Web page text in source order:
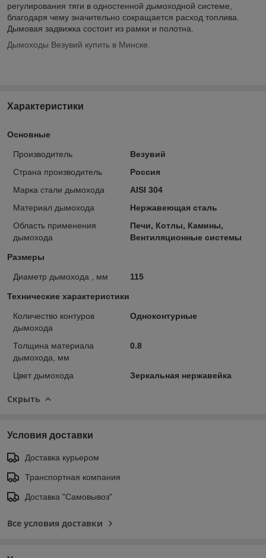
регулирования тяги в одностенной дымоходной системе,
благодаря чему значительно сокращается расход топлива.
Дымовая задвижка состоит из рамки и полотна.
Дымоходы Везувий купить в Минске.
Характеристики
Основные
Производитель
Везувий
Страна производитель
Россия
Марка стали дымохода
AISI 304
Материал дымохода
Нержавеющая сталь
Область применения
дымохода
Печи, Котлы, Камины,
Вентиляционные системы
Размеры
Диаметр дымохода , мм 115
Технические характеристики
Количество контуров
дымохода
Одноконтурные
Толщина материала
дымохода, мм
0.8
Цвет дымохода Зеркальная нержавейка
Скрыть
Условия доставки
Доставка курьером
Транспортная компания
Доставка "Самовывоз"
Все условия доставки